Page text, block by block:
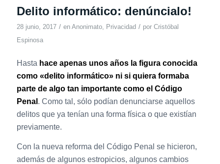
Delito informático: denúncialo!
28 junio, 2017 / en Anonimato, Privacidad / por Cristóbal
Espinosa
Hasta hace apenas unos años la figura conocida
como «delito informático» ni si quiera formaba
parte de algo tan importante como el Código
Penal . Como tal, sólo podían denunciarse aquellos
delitos que ya tenían una forma física o que existían
previamente.
Con la nueva reforma del Código Penal se hicieron,
además de algunos estropicios, algunos cambios